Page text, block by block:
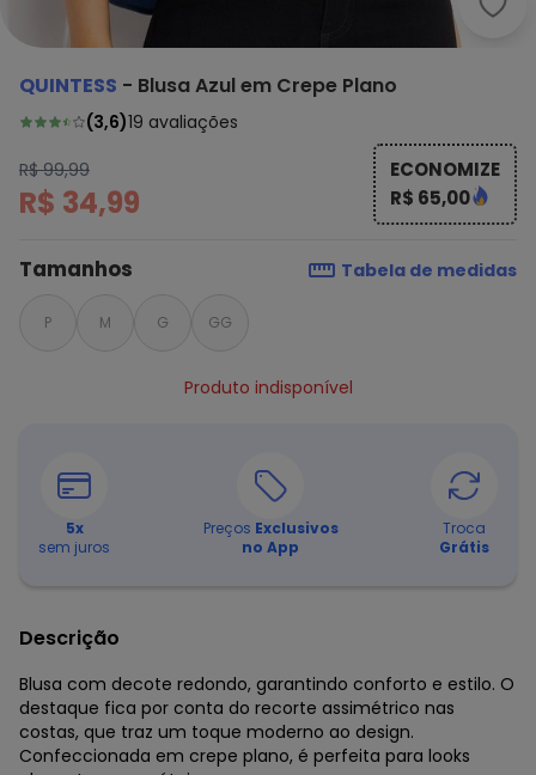
QUINTESS - Blusa Azul em Crepe Plano
(3,6)19 avaliações
R$ 99,99
R$ 34,99
ECONOMIZE
R$ 65,00
Tamanhos Tabela de medidas
P M G GG
Produto indisponível
5x
sem juros
Preços Exclusivos
no App
Troca
Grátis
Descrição
Blusa com decote redondo, garantindo conforto e estilo. O
destaque fica por conta do recorte assimétrico nas
costas, que traz um toque moderno ao design.
Confeccionada em crepe plano, é perfeita para looks